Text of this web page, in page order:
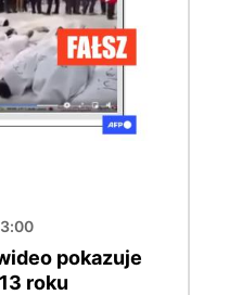
pokazuje
roku